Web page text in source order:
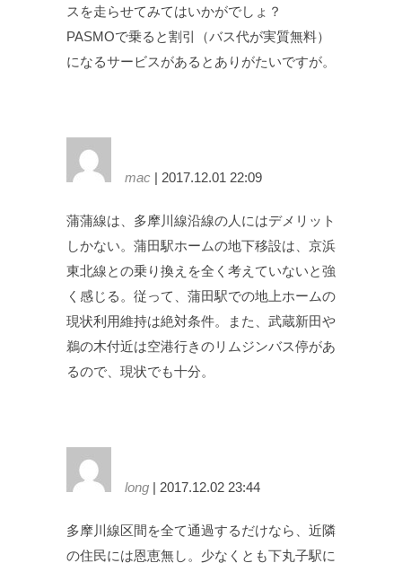
スを走らせてみてはいかがでしょ？
PASMOで乗ると割引（バス代が実質無料）
になるサービスがあるとありがたいですが。
mac | 2017.12.01 22:09
蒲蒲線は、多摩川線沿線の人にはデメリット
しかない。蒲田駅ホームの地下移設は、京浜
東北線との乗り換えを全く考えていないと強
く感じる。従って、蒲田駅での地上ホームの
現状利用維持は絶対条件。また、武蔵新田や
鵜の木付近は空港行きのリムジンバス停があ
るので、現状でも十分。
long | 2017.12.02 23:44
多摩川線区間を全て通過するだけなら、近隣
の住民には恩恵無し。少なくとも下丸子駅に